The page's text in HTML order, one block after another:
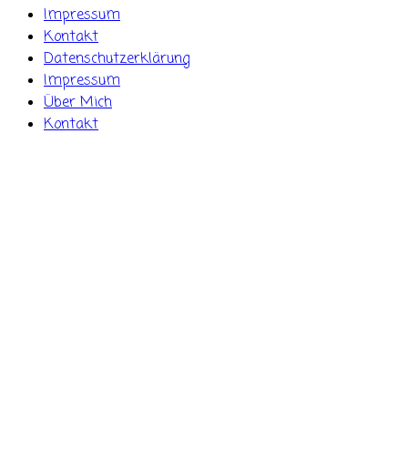
Impressum
Kontakt
Datenschutzerklärung
Impressum
Über Mich
Kontakt